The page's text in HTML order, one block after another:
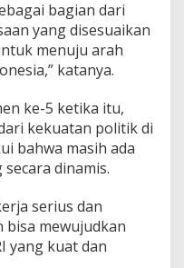
bagian dari
yang disesuaikan
menuju arah
katanya.
ke-5 ketika itu,
kekuatan politik di
bahwa masih ada
dinamis.
serius dan
mewujudkan
yang kuat dan